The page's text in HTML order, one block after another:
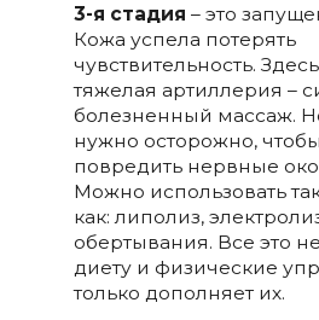
3-я стадия – это
Кожа успела потерять
чувствительность.
тяжелая артиллерия –
болезненный массаж.
нужно осторожно,
повредить нервные
Можно использовать
как: липолиз,
обертывания. Все это
диету и физические
только дополняет их.